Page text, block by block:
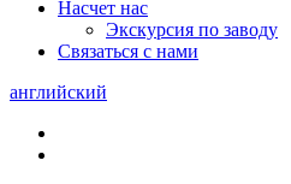
Насчет нас
Экскурсия по заводу
Связаться с нами
английский